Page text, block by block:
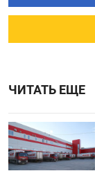
ЧИТАТЬ ЕЩЕ